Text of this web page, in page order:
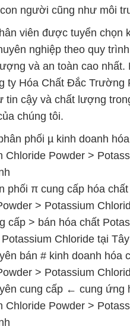
ty Hóa Chất Đắc Trường
tin cậy và chất lượng
chúng tôi.
phối µ kinh doanh
Chloride Powder >
phối π cung cấp hóa chất
> Potassium
cấp > bán hóa chất
Chloride tại Tây
bán # kinh doanh hóa
> Potassium
cung cấp ← cung ứng
Chloride Powder >
cấp ≤ phân phối hóa chất
> Potassium
phân phối • thương mại
Chloride Powder >